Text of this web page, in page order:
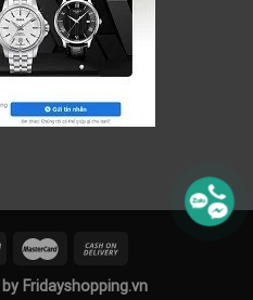
by Fridayshopping.vn